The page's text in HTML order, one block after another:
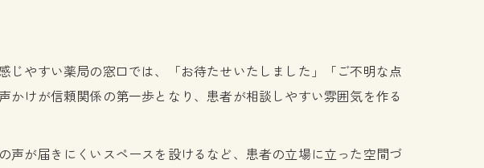
やすい薬局の窓口では、「お待たせいたしました」「ご不明な点
けが信頼関係の第一歩となり、患者が相談しやすい雰囲気を作る
が届きにくいスペースを設けるなど、患者の立場に立った空間づ